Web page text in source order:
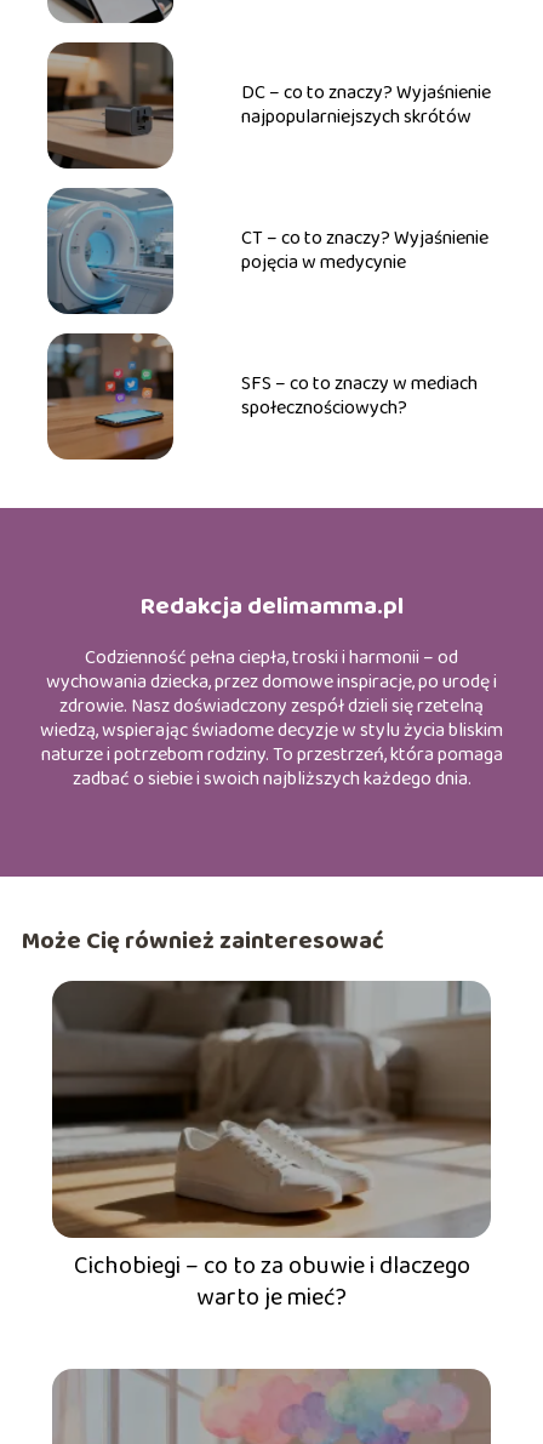
DC – co to znaczy? Wyjaśnienie
najpopularniejszych skrótów
CT – co to znaczy? Wyjaśnienie
pojęcia w medycynie
SFS – co to znaczy w mediach
społecznościowych?
Redakcja delimamma.pl
Codzienność pełna ciepła, troski i harmonii – od
wychowania dziecka, przez domowe inspiracje, po urodę i
zdrowie. Nasz doświadczony zespół dzieli się rzetelną
wiedzą, wspierając świadome decyzje w stylu życia bliskim
naturze i potrzebom rodziny. To przestrzeń, która pomaga
zadbać o siebie i swoich najbliższych każdego dnia.
Może Cię również zainteresować
Cichobiegi – co to za obuwie i dlaczego
warto je mieć?